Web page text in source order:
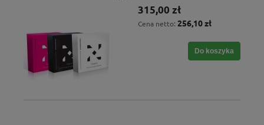
315,00 zł
Cena netto: 256,10 zł
Do koszyka